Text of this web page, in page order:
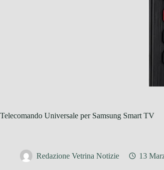
Telecomando Universale per Samsung Smart TV
Redazione Vetrina Notizie 13